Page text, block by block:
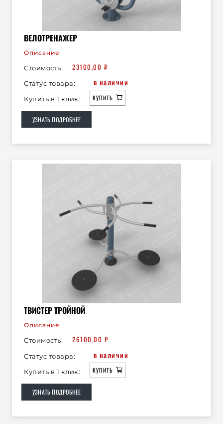
ВЕЛОТРЕНАЖЕР
Описание
Стоимость: 23100,00 ₽
Статус товара: в наличии
Купить в 1 клик: КУПИТЬ
УЗНАТЬ ПОДРОБНЕЕ
ТВИСТЕР ТРОЙНОЙ
Описание
Стоимость: 26100,00 ₽
Статус товара: в наличии
Купить в 1 клик: КУПИТЬ
УЗНАТЬ ПОДРОБНЕЕ